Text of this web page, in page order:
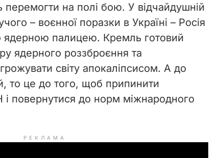
перемогти на полі бою. У відчайдушній
– воєнної поразки в Україні – Росія
ядерною палицею. Кремль готовий
ядерного роззброєння та
світу апокаліпсисом. А до
то це до того, щоб припинити
повернутися до норм міжнародного
РЕКЛАМА